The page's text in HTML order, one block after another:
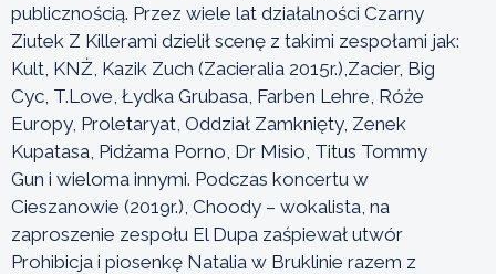
publicznością. Przez wiele lat działalności Czarny
Ziutek Z Killerami dzielił scenę z takimi zespołami jak:
Kult, KNŻ, Kazik Zuch (Zacieralia 2015r.),Zacier, Big
Cyc, T.Love, Łydka Grubasa, Farben Lehre, Róże
Europy, Proletaryat, Oddział Zamknięty, Zenek
Kupatasa, Pidżama Porno, Dr Misio, Titus Tommy
Gun i wieloma innymi. Podczas koncertu w
Cieszanowie (2019r.), Choody – wokalista, na
zaproszenie zespołu El Dupa zaśpiewał utwór
Prohibicja i piosenkę Natalia w Bruklinie razem z